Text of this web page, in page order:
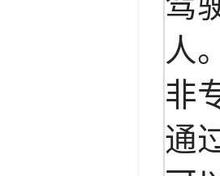
人
非
通